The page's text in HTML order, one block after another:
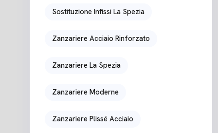
Sostituzione Infissi La Spezia
Zanzariere Acciaio Rinforzato
Zanzariere La Spezia
Zanzariere Moderne
Zanzariere Plissé Acciaio